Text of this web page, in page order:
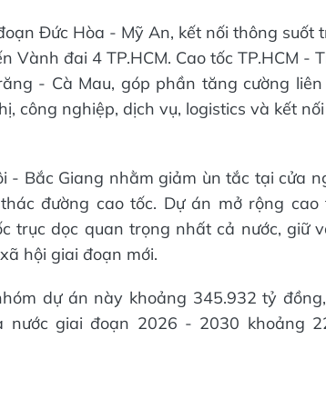
Đức Hòa - Mỹ An, kết nối thông suốt
Vành đai 4 TP.HCM. Cao tốc TP.HCM -
- Cà Mau, góp phần tăng cường liên
công nghiệp, dịch vụ, logistics và kết
- Bắc Giang nhằm giảm ùn tắc tại cửa
đường cao tốc. Dự án mở rộng cao
trục dọc quan trọng nhất cả nước, giữ
hội giai đoạn mới.
dự án này khoảng 345.932 tỷ
nước giai đoạn 2026 - 2030 khoảng